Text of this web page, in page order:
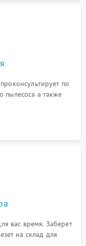
по
пылесоса а также
вас время. Заберет
на склад для